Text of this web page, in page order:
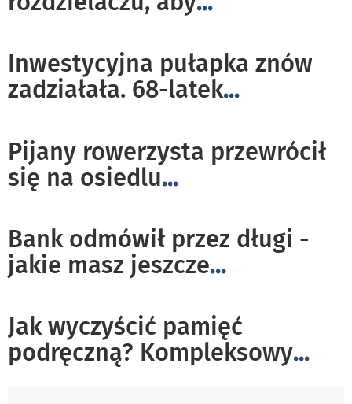
Inwestycyjna pułapka znów
zadziałała. 68-latek...
Pijany rowerzysta przewrócił
się na osiedlu...
Bank odmówił przez długi -
jakie masz jeszcze...
Jak wyczyścić pamięć
podręczną? Kompleksowy...